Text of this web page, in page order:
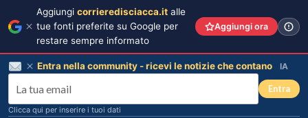
Aggiungi corrieredisciacca.it alle
tue fonti preferite su Google per
restare sempre informato
Aggiungi ora
Entra nella community - ricevi le notizie che contano IA
Entra
Clicca qui per inserire i tuoi dati